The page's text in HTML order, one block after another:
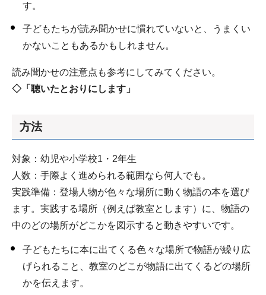
す。
子どもたちが読み聞かせに慣れていないと、うまくい
かないこともあるかもしれません。
読み聞かせの注意点も参考にしてみてください。
◇「聴いたとおりにします」
方法
対象：幼児や小学校1・2年生
人数：手際よく進められる範囲なら何人でも。
実践準備：登場人物が色々な場所に動く物語の本を選び
ます。実践する場所（例えば教室とします）に、物語の
中のどの場所がどこかを図示すると動きやすいです。
子どもたちに本に出てくる色々な場所で物語が繰り広
げられること、教室のどこが物語に出てくるどの場所
かを伝えます。